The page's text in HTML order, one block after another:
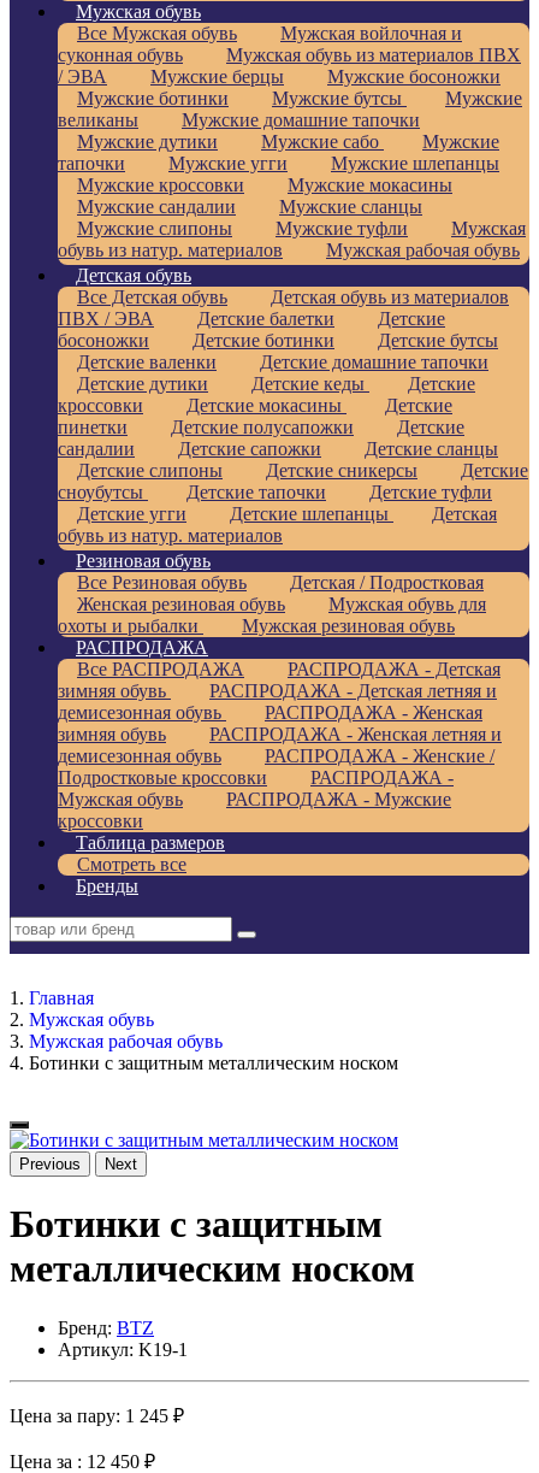
Мужская обувь
Все Мужская обувь
Мужская войлочная и
суконная обувь
Мужская обувь из материалов ПВХ
/ ЭВА
Мужские берцы
Мужские босоножки
Мужские ботинки
Мужские бутсы
Мужские
великаны
Мужские домашние тапочки
Мужские дутики
Мужские сабо
Мужские
тапочки
Мужские угги
Мужские шлепанцы
Мужские кроссовки
Мужские мокасины
Мужские сандалии
Мужские сланцы
Мужские слипоны
Мужские туфли
Мужская
обувь из натур. материалов
Мужская рабочая обувь
Детская обувь
Все Детская обувь
Детская обувь из материалов
ПВХ / ЭВА
Детские балетки
Детские
босоножки
Детские ботинки
Детские бутсы
Детские валенки
Детские домашние тапочки
Детские дутики
Детские кеды
Детские
кроссовки
Детские мокасины
Детские
пинетки
Детские полусапожки
Детские
сандалии
Детские сапожки
Детские сланцы
Детские слипоны
Детские сникерсы
Детские
сноубутсы
Детские тапочки
Детские туфли
Детские угги
Детские шлепанцы
Детская
обувь из натур. материалов
Резиновая обувь
Все Резиновая обувь
Детская / Подростковая
Женская резиновая обувь
Мужская обувь для
охоты и рыбалки
Мужская резиновая обувь
РАСПРОДАЖА
Все РАСПРОДАЖА
РАСПРОДАЖА - Детская
зимняя обувь
РАСПРОДАЖА - Детская летняя и
демисезонная обувь
РАСПРОДАЖА - Женская
зимняя обувь
РАСПРОДАЖА - Женская летняя и
демисезонная обувь
РАСПРОДАЖА - Женские /
Подростковые кроссовки
РАСПРОДАЖА -
Мужская обувь
РАСПРОДАЖА - Мужские
кроссовки
Таблица размеров
Смотреть все
Бренды
Главная
Мужская обувь
Мужская рабочая обувь
Ботинки с защитным металлическим носком
Previous Next
Ботинки с защитным
металлическим носком
Бренд: BTZ
Артикул: K19-1
Цена за пару: 1 245 ₽
Цена за : 12 450 ₽